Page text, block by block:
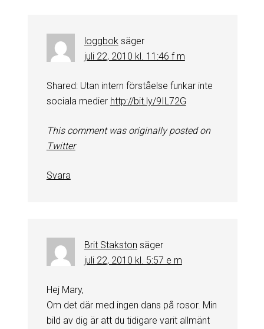
loggbok säger
juli 22, 2010 kl. 11:46 f m
Shared: Utan intern förståelse funkar inte
sociala medier http://bit.ly/9IL72G
This comment was originally posted on
Twitter
Svara
Brit Stakston säger
juli 22, 2010 kl. 5:57 e m
Hej Mary,
Om det där med ingen dans på rosor. Min
bild av dig är att du tidigare varit allmänt